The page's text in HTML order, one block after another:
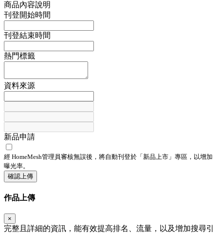
商品內容說明
刊登開始時間
刊登結束時間
熱門標籤
資料來源
新品申請
經 HomeMesh管理員審核無誤後，將自動刊登於「 新品上市 」專區，以增加
曝光率。
確認上傳
作品上傳
×
完整且詳細的資訊，能有效提高排名、流量，以及增加搜尋引